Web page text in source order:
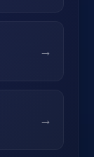
→
→